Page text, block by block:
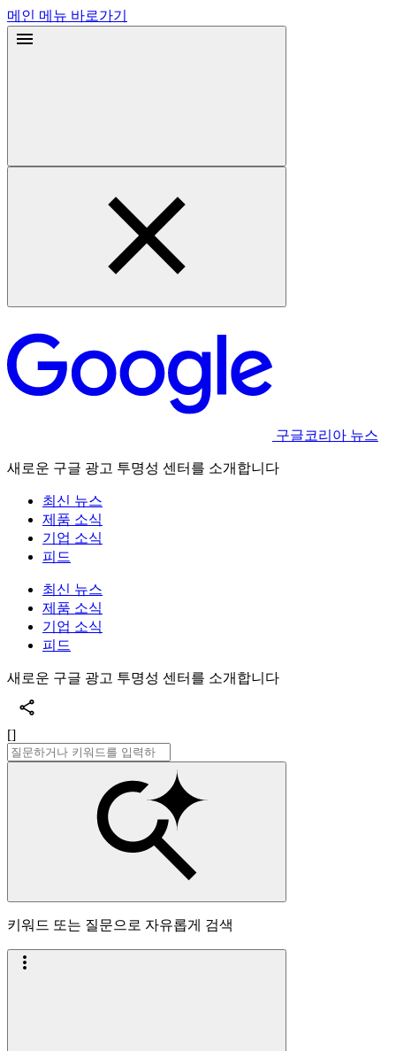
메인 메뉴 바로가기
구글코리아 뉴스
새로운 구글 광고 투명성 센터를 소개합니다
최신 뉴스
제품 소식
기업 소식
피드
최신 뉴스
제품 소식
기업 소식
피드
새로운 구글 광고 투명성 센터를 소개합니다
[]
키워드 또는 질문으로 자유롭게 검색